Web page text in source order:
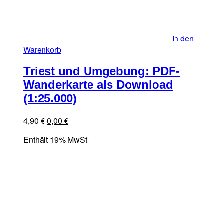
In den
Warenkorb
Triest und Umgebung: PDF-
Wanderkarte als Download
(1:25.000)
4,90€Ursprünglicher
war:
0,00 €Aktueller
ist:
Enthält 19% MwSt.